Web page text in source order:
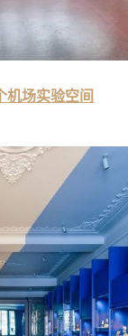
场实验空间